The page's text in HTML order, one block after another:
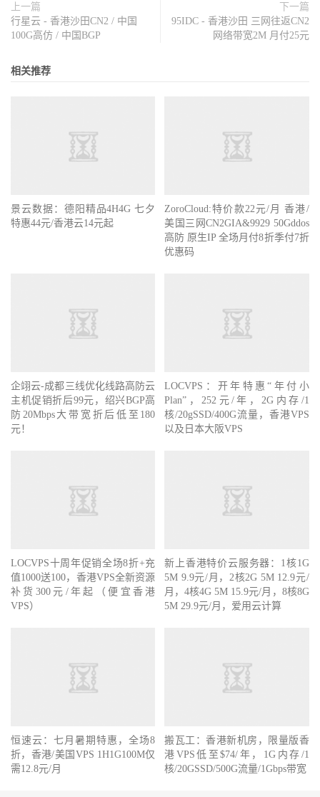
上一篇
行星云 - 香港沙田CN2 / 中国
100G高仿 / 中国BGP
下一篇
95IDC - 香港沙田 三网往返CN2
网络带宽2M 月付25元
相关推荐
景云数据：德阳精品4H4G 七夕
特惠44元/香港云14元起
ZoroCloud:特价款22元/月 香港/
美国三网CN2GIA&9929 50Gddos
高防 原生IP 全场月付8折季付7折
优惠码
企翊云-成都三线优化线路高防云
主机促销折后99元，绍兴BGP高
防20Mbps大带宽折后低至180
元！
LOCVPS：开年特惠“年付小
Plan”，252元/年，2G内存/1
核/20gSSD/400G流量，香港VPS
以及日本大阪VPS
LOCVPS十周年促销全场8折+充
值1000送100，香港VPS全新资源
补货300元/年起（便宜香港
VPS）
新上香港特价云服务器：1核1G
5M 9.9元/月，2核2G 5M 12.9元/
月，4核4G 5M 15.9元/月，8核8G
5M 29.9元/月，爱用云计算
恒速云：七月暑期特惠，全场8
折，香港/美国VPS 1H1G100M仅
需12.8元/月
搬瓦工：香港新机房，限量版香
港VPS低至$74/年，1G内存/1
核/20GSSD/500G流量/1Gbps带宽